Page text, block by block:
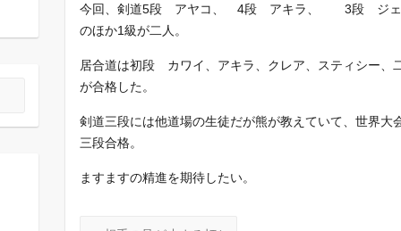
今回、剣道5段 アヤコ、 4段 アキラ、 3段 ジェ
のほか1級が二人。
居合道は初段 カワイ、アキラ、クレア、スティシー、
が合格した。
剣道三段には他道場の生徒だが熊が教えていて、世界大
三段合格。
ますますの精進を期待したい。